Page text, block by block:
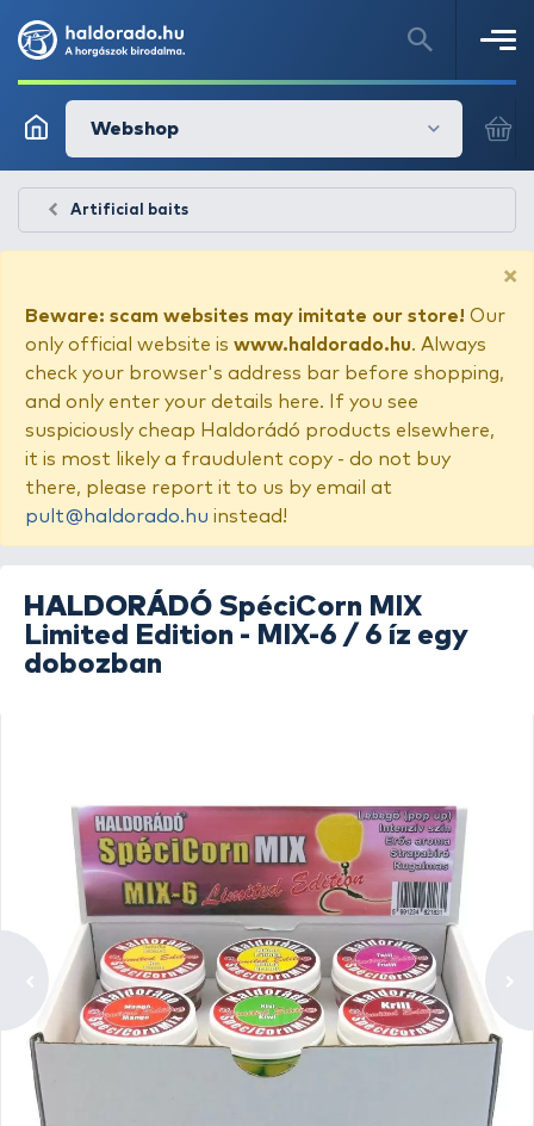
Webshop
Artificial baits
×
Beware: scam websites may imitate our store! Our
only official website is www.haldorado.hu. Always
check your browser's address bar before shopping,
and only enter your details here. If you see
suspiciously cheap Haldorádó products elsewhere,
it is most likely a fraudulent copy - do not buy
there, please report it to us by email at
pult@haldorado.hu instead!
HALDORÁDÓ SpéciCorn MIX
Limited Edition - MIX-6 / 6 íz egy
dobozban